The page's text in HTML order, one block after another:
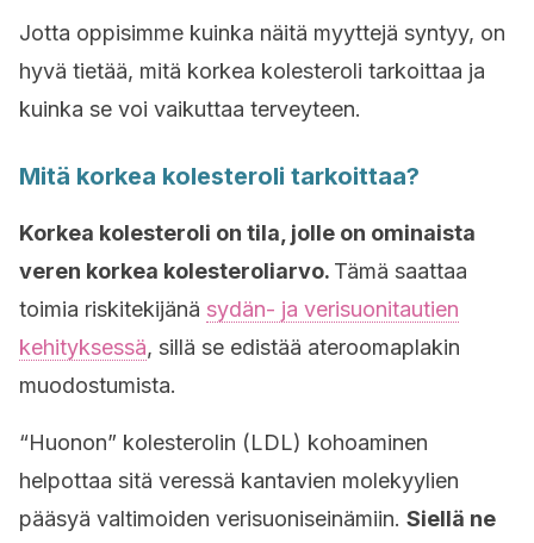
Jotta oppisimme kuinka näitä myyttejä syntyy, on
hyvä tietää, mitä korkea kolesteroli tarkoittaa ja
kuinka se voi vaikuttaa terveyteen.
Mitä korkea kolesteroli tarkoittaa?
Korkea kolesteroli on tila, jolle on ominaista
veren korkea kolesteroliarvo. Tämä saattaa
toimia riskitekijänä sydän- ja verisuonitautien
kehityksessä, sillä se edistää ateroomaplakin
muodostumista.
“Huonon” kolesterolin (LDL) kohoaminen
helpottaa sitä veressä kantavien molekyylien
pääsyä valtimoiden verisuoniseinämiin. Siellä ne